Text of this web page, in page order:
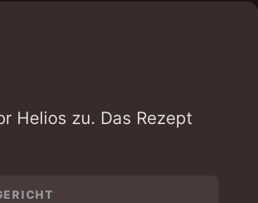
Helios zu. Das Rezept